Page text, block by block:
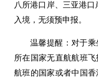
八所港口岸、三亚港
入境，无须预申报。
温馨提醒：对于
所在国家无直航航班
航班的国家或者中国